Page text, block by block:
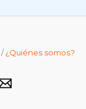
/¿Quiénes somos?